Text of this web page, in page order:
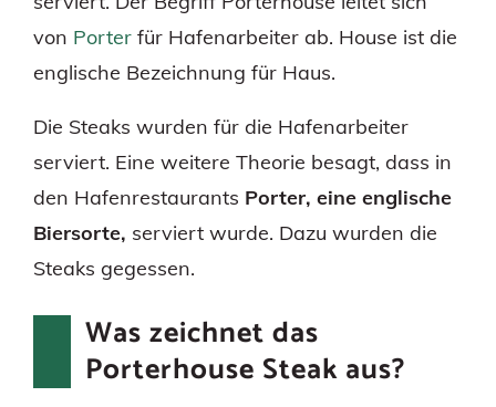
von Porter für Hafenarbeiter ab. House ist die
englische Bezeichnung für Haus.
Die Steaks wurden für die Hafenarbeiter
serviert. Eine weitere Theorie besagt, dass in
den Hafenrestaurants Porter, eine englische
Biersorte, serviert wurde. Dazu wurden die
Steaks gegessen.
Was zeichnet das
Porterhouse Steak aus?